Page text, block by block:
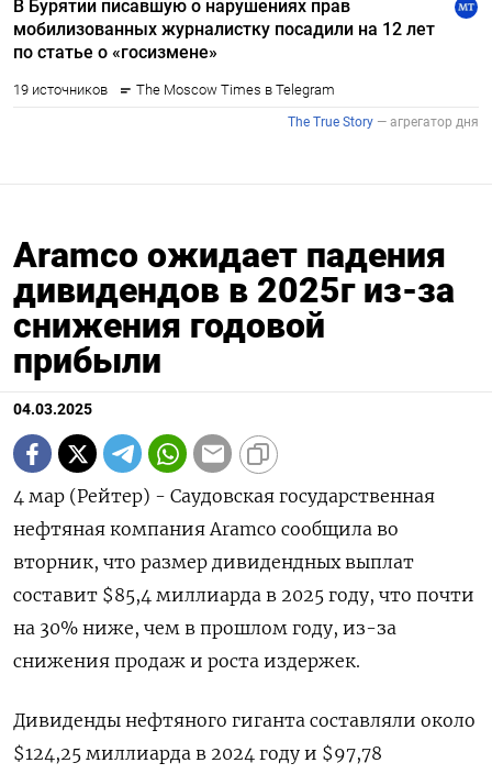
Aramco ожидает падения
дивидендов в 2025г из-за
снижения годовой
прибыли
04.03.2025
4 мар (Рейтер) - Саудовская государственная
нефтяная компания Aramco сообщила во
вторник, что размер дивидендных выплат
составит $85,4 миллиарда в 2025 году, что почти
на 30% ниже, чем в прошлом году, из-за
снижения продаж и роста издержек.
Дивиденды нефтяного гиганта составляли около
$124,25 миллиарда в 2024 году и $97,78